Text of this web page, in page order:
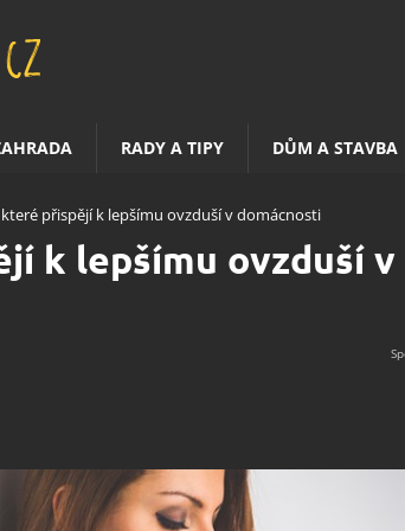
RADY A TIPY DŮM A STAVBA
které přispějí k lepšímu ovzduší v domácnosti
k lepšímu ovzduší v